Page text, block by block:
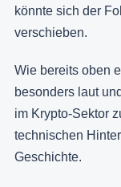
könnte sich der
verschieben.
Wie bereits oben
besonders laut
im Krypto-Sektor
technischen
Geschichte.